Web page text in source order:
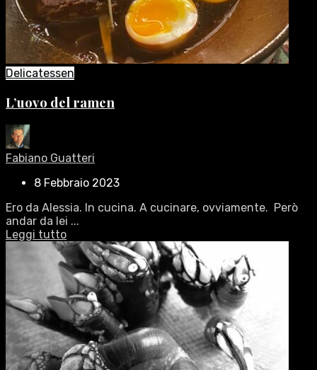
Delicatessen
L’uovo del ramen
Fabiano Guatteri
8 Febbraio 2023
Ero da Alessia. In cucina. A cucinare, ovviamente. Però
andar da lei ...
Leggi tutto